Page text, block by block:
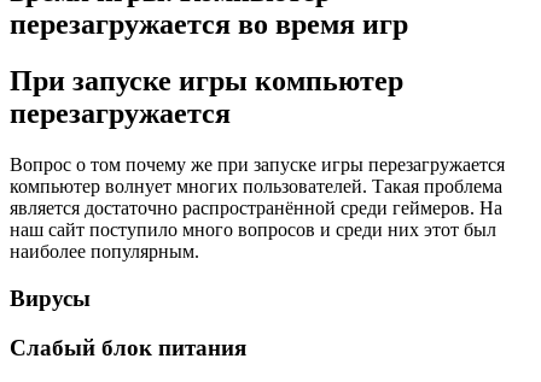
перезагружается во время игр
При запуске игры компьютер
перезагружается
Вопрос о том почему же при запуске игры перезагружается
компьютер волнует многих пользователей. Такая проблема
является достаточно распространённой среди геймеров. На
наш сайт поступило много вопросов и среди них этот был
наиболее популярным.
Вирусы
Слабый блок питания